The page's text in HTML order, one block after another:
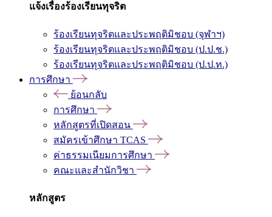
แจ้งเรื่องร้องเรียนทุจริต
ร้องเรียนทุจริตและประพฤติมิชอบ (จุฬาฯ)
ร้องเรียนทุจริตและประพฤติมิชอบ (ป.ป.ช.)
ร้องเรียนทุจริตและประพฤติมิชอบ (ป.ป.ท.)
การศึกษา
ย้อนกลับ
การศึกษา
หลักสูตรที่เปิดสอน
สมัครเข้าศึกษา TCAS
ค่าธรรมเนียมการศึกษา
คณะและสำนักวิชา
หลักสูตร